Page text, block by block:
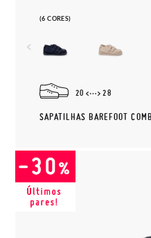
(6 CORES)
20 28
SAPATILHAS BAREFOOT